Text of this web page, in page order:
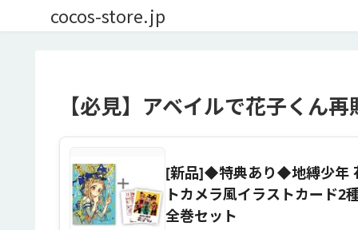
cocos-store.jp
【必見】アベイルで花子くん
[新品]◆特典あり◆地縛少年
トカメラ風イラストカード2
全巻セット